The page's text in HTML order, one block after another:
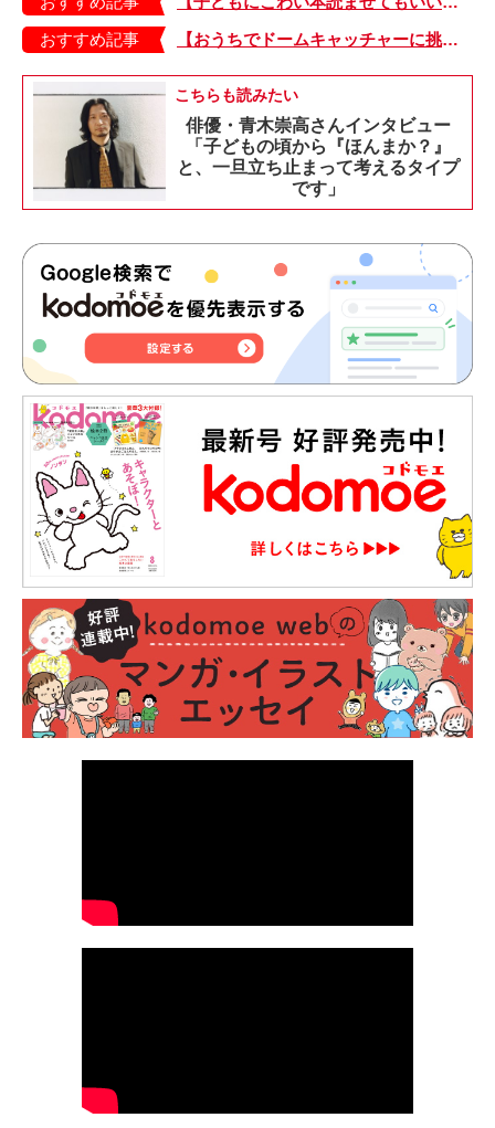
おすすめ記事
【おうちでドームキャッチャーに挑戦だ】アンパンマン わくわくドームキャッチャー
こちらも読みたい
俳優・青木崇高さんインタビュー
「子どもの頃から『ほんまか？』
と、一旦立ち止まって考えるタイプ
です」